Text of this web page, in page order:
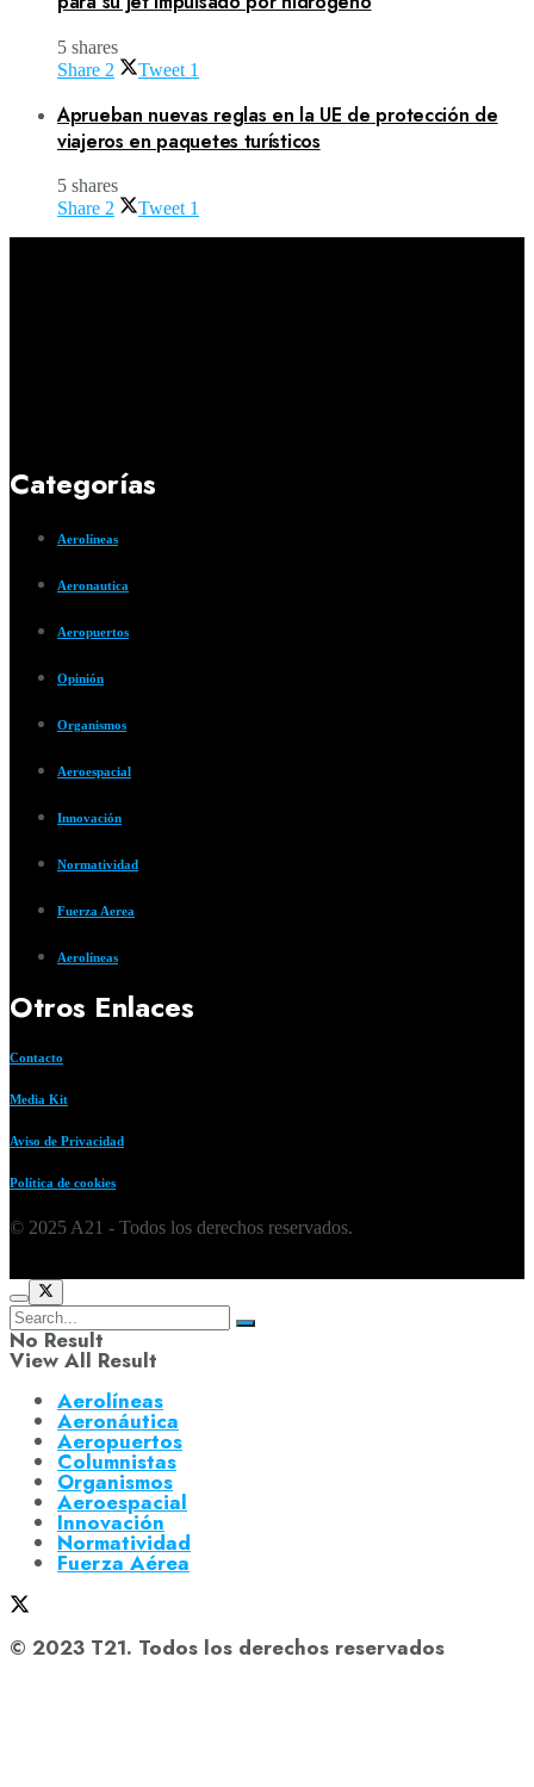
5 shares
Share 2 Tweet 1
Aprueban nuevas reglas en la UE de protección de
viajeros en paquetes turísticos
5 shares
Share 2 Tweet 1
Categorías
Aerolíneas
Aeronautica
Aeropuertos
Opinión
Organismos
Aeroespacial
Innovación
Normatividad
Fuerza Aerea
Aerolíneas
Otros Enlaces
Contacto
Media Kit
Aviso de Privacidad
Política de cookies
© 2025 A21 - Todos los derechos reservados.
No Result
View All Result
Aerolíneas
Aeronáutica
Aeropuertos
Columnistas
Organismos
Aeroespacial
Innovación
Normatividad
Fuerza Aérea
© 2023 T21. Todos los derechos reservados